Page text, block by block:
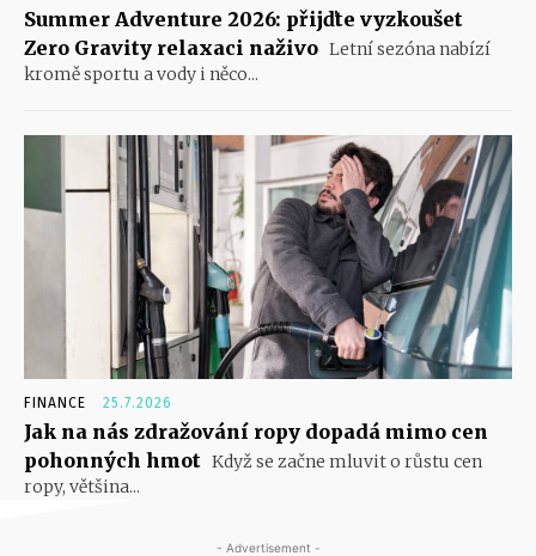
Summer Adventure 2026: přijďte vyzkoušet
Zero Gravity relaxaci naživo Letní sezóna nabízí
kromě sportu a vody i něco...
FINANCE 25.7.2026
Jak na nás zdražování ropy dopadá mimo cen
pohonných hmot Když se začne mluvit o růstu cen
ropy, většina...
- Advertisement -